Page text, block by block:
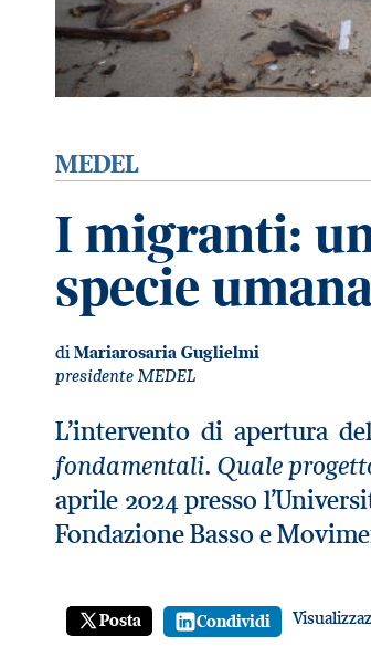
MEDEL
I migranti:
specie
di Mariarosaria Guglielmi
presidente MEDEL
L’intervento di apertura
fondamentali. Quale
aprile 2024 presso
Fondazione Basso e
Posta Condividi